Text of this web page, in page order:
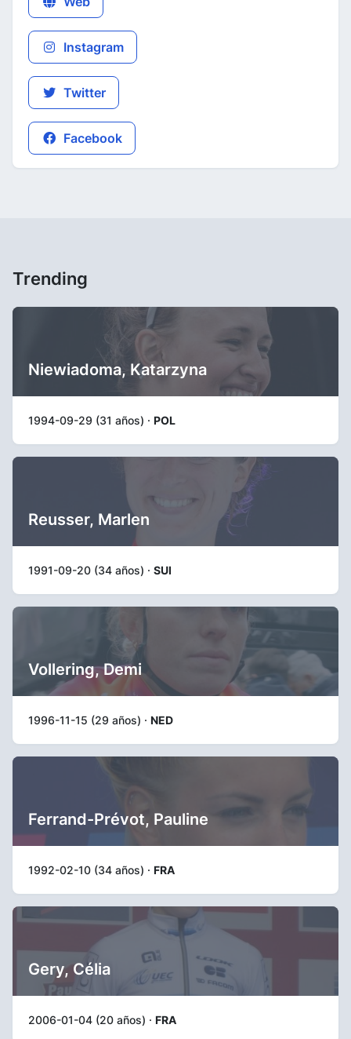
Instagram
Twitter
Facebook
Trending
Niewiadoma, Katarzyna
1994-09-29 (31 años) · POL
Reusser, Marlen
1991-09-20 (34 años) · SUI
Vollering, Demi
1996-11-15 (29 años) · NED
Ferrand-Prévot, Pauline
1992-02-10 (34 años) · FRA
Gery, Célia
2006-01-04 (20 años) · FRA